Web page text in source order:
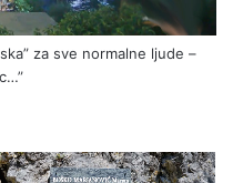
za sve normalne ljude –